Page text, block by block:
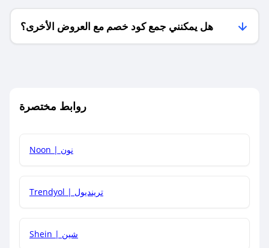
هل يمكنني جمع كود خصم مع العروض الأخرى؟
كم مدة صلاحية كود الخصم؟
روابط مختصرة
Noon | نون
Trendyol | ترينديول
Shein | شين